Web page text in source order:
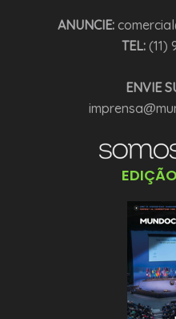
ANUNCIE:
TEL:(11)
ENVIE